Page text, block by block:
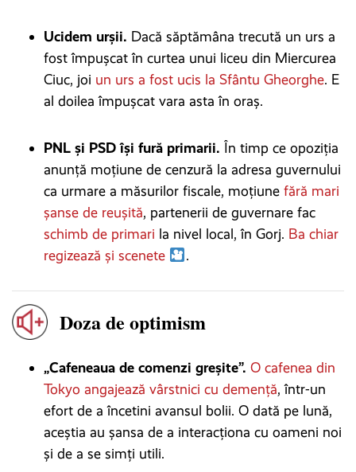
Ucidem urșii. Dacă săptămâna trecută un urs a
fost împușcat în curtea unui liceu din Miercurea
Ciuc, joi un urs a fost ucis la Sfântu Gheorghe. E
al doilea împușcat vara asta în oraș.
PNL și PSD își fură primarii. În timp ce opoziția
anunță moțiune de cenzură la adresa guvernului
ca urmare a măsurilor fiscale, moțiune fără mari
șanse de reușită, partenerii de guvernare fac
schimb de primari la nivel local, în Gorj. Ba chiar
regizează și scenete
.
Doza de optimism
„Cafeneaua de comenzi greșite”. O cafenea din
Tokyo angajează vârstnici cu demență, într-un
efort de a încetini avansul bolii. O dată pe lună,
aceștia au șansa de a interacționa cu oameni noi
și de a se simți utili.